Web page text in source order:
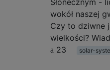
wokół naszej
Czy to dziwne
wielkości?
23
solar-